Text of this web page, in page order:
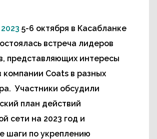
5-6 октября в Касабланке
встреча лидеров
представляющих интересы
компании Coats в разных
Участники обсудили
план действий
сети на 2023 год и
шаги по укреплению